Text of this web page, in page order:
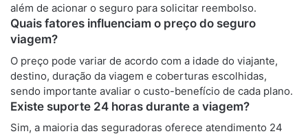
além de acionar o seguro para solicitar reembolso.
Quais fatores influenciam o preço do seguro
viagem?
O preço pode variar de acordo com a idade do viajante,
destino, duração da viagem e coberturas escolhidas,
sendo importante avaliar o custo-benefício de cada plano.
Existe suporte 24 horas durante a viagem?
Sim, a maioria das seguradoras oferece atendimento 24